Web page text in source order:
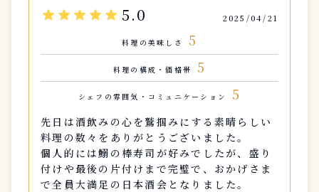
star star star star star 5.0 2025/04/21
料理の美味しさ 5
料理の構成・価格帯 5
シェフの雰囲気・コミュニケーション 5
先日は酒飲みの心を鷲掴みにする素晴らしい
料理の数々をありがとうございました。
個人的には鰯の棒寿司が好みでしたが、盛り
付けや最後の片付けまで完璧で、おかげさま
で全員大満足の日本酒会となりました。